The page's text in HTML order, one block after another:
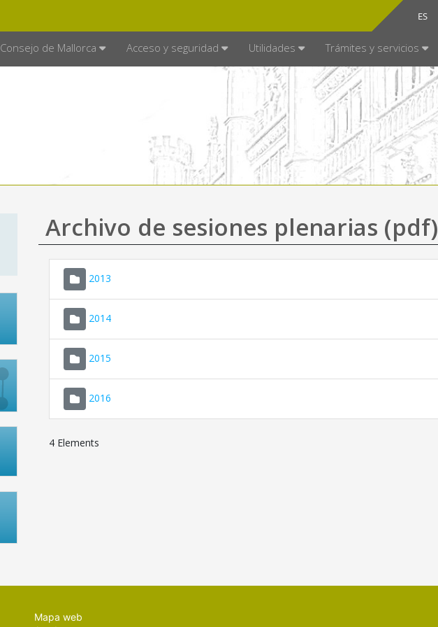
ES
CA
Consejo de Mallorca Acceso y seguridad Utilidades Trámites y servicios
Archivo de sesiones plenarias (pdf)
2013
2014
2015
2016
4 Elements
Mapa web